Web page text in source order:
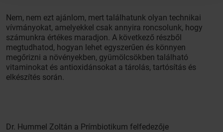
Nem, nem ezt ajánlom, mert találhatunk olyan technikai
vívmányokat, amelyekkel csak annyira roncsolunk, hogy
számunkra értékes maradjon. A következő részből
megtudhatod, hogyan lehet egyszerűen és könnyen
megőrizni a növényekben, gyümölcsökben található
vitaminokat és antioxidánsokat a tárolás, tartósítás és
elkészítés során.
Dr. Hummel Zoltán a Prímbiotikum felfedezője